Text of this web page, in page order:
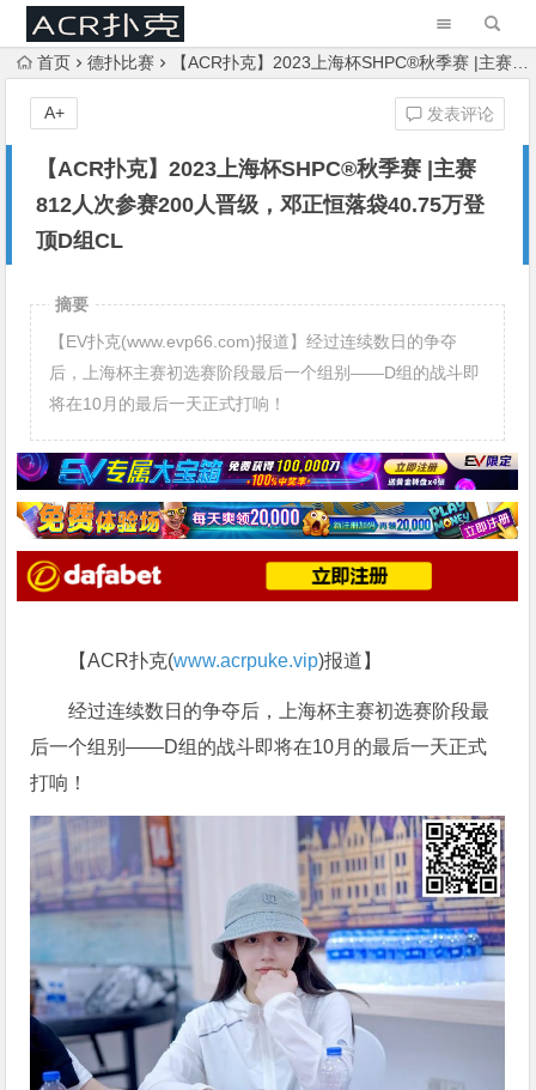
首页 德扑比赛 【ACR扑克】2023上海杯SHPC®秋季赛 |主赛812人次参赛200人晋级，邓正恒落袋40.75万登顶D组CL
【ACR扑克】2023上海杯SHPC®秋季赛 |主赛
812人次参赛200人晋级，邓正恒落袋40.75万登
顶D组CL
发表评论
A+
摘要
【EV扑克(www.evp66.com)报道】经过连续数日的争夺
后，上海杯主赛初选赛阶段最后一个组别——D组的战斗即
将在10月的最后一天正式打响！
【ACR扑克(www.acrpuke.vip)报道】
经过连续数日的争夺后，上海杯主赛初选赛阶段最
后一个组别——D组的战斗即将在10月的最后一天正式
打响！